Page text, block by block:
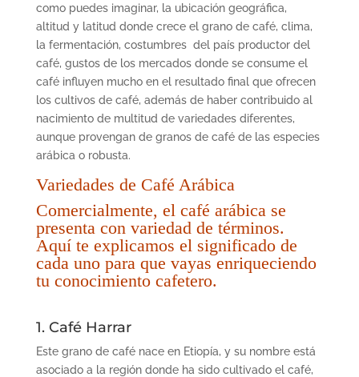
como puedes imaginar, la ubicacióngeográfica,
altitud y latitud donde crece el grano de café, clima,
la fermentación, costumbres del país productor del
café, gustos de los mercados donde se consume el
café influyen mucho en el resultado final que ofrecen
los cultivos de café, además de haber contribuido al
nacimiento de multitud de variedades diferentes,
aunque provengan de granos de café de las especies
arábica o robusta.
Variedades de Café Arábica
Comercialmente, el café arábica se
presenta con variedad de términos.
Aquí te explicamos el significado de
cada uno para que vayas enriqueciendo
tu conocimiento cafetero.
1. Café Harrar
Este grano de café nace en Etiopía, y su nombre está
asociado a la región donde ha sido cultivado el café,